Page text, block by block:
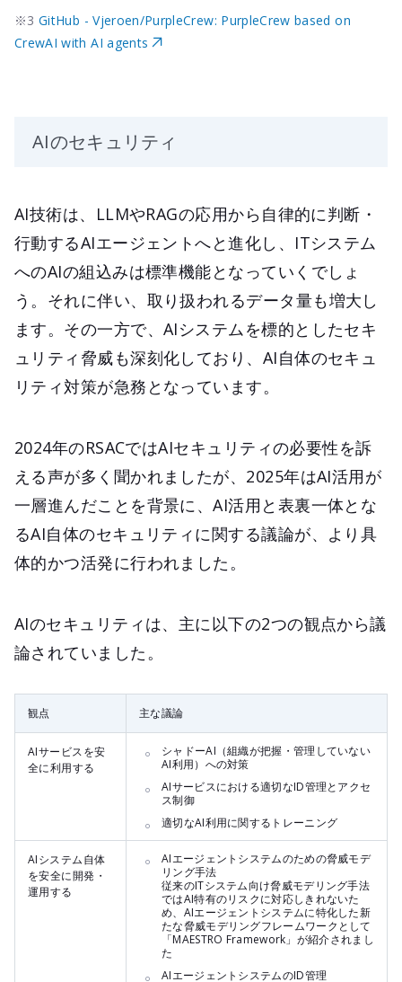
※3GitHub - Vjeroen/PurpleCrew: PurpleCrew based on
CrewAI with AI agents
AIのセキュリティ
AI技術は、LLMやRAGの応用から自律的に判断・
行動するAIエージェントへと進化し、ITシステム
へのAIの組込みは標準機能となっていくでしょ
う。それに伴い、取り扱われるデータ量も増大し
ます。その一方で、AIシステムを標的としたセキ
ュリティ脅威も深刻化しており、AI自体のセキュ
リティ対策が急務となっています。
2024年のRSACではAIセキュリティの必要性を訴
える声が多く聞かれましたが、2025年はAI活用が
一層進んだことを背景に、AI活用と表裏一体とな
るAI自体のセキュリティに関する議論が、より具
体的かつ活発に行われました。
AIのセキュリティは、主に以下の2つの観点から議
論されていました。
観点 主な議論
AIサービスを安
全に利用する
シャドーAI（組織が把握・管理していない
AI利用）への対策
AIサービスにおける適切なID管理とアクセ
ス制御
適切なAI利用に関するトレーニング
AIシステム自体
を安全に開発・
運用する
AIエージェントシステムのための脅威モデ
リング手法
従来のITシステム向け脅威モデリング手法
ではAI特有のリスクに対応しきれないた
め、AIエージェントシステムに特化した新
たな脅威モデリングフレームワークとして
「MAESTRO Framework」が紹介されまし
た
AIエージェントシステムのID管理